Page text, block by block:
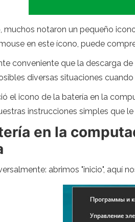
muchos notaron un pequeño
en este ícono, puede
conveniente que la descarga
diversas situaciones
el icono de la batería en la
instrucciones simples que
en la
abrimos "inicio", aquí